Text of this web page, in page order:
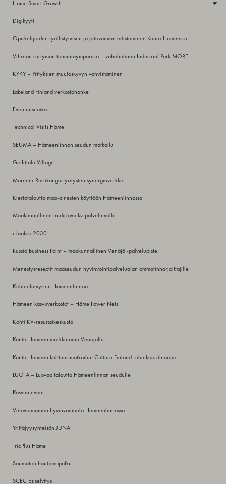
Häme Smart Growth
Digikyyti
Opiskelijoiden työllistymisen ja pitovoiman edistäminen Kanta-Hämeessä
Vihreän siirtymän toimintaympäristö – vähähiilinen Industrial Park MORE
KYKY – Yrityksien muutoskyvyn vahvistaminen
Lakeland Finland verkostohanke
Evon uusi aika
Technical Visits Häme
SEUMA – Hämeenlinnan seudun matkailu
Go Iittala Village
Moreeni-Rastikangas yritysten synergiaverkko
Kiertotaloutta maa-ainesten käyttöön Hämeenlinnassa
Maakunnallinen uudistava kv-palvelumalli
i-laakso 2030
Russia Business Point – maakunnallinen Venäjä -palvelupiste
Menestysreseptit maaseudun hyvinvointipalvelualan ammatinharjoittajille
Kohti elämysten Hämeenlinnaa
Hämeen kasvuverkostot – Häme Power Nets
Kohti KV-resurssikeskusta
Kanta-Hämeen markkinointi Venäjälle
Kanta-Hämeen kulttuurimatkailun Culture Finland -aluekoordinaatio
LUOTA – Luovaa taloutta Hämeenlinnan seudulle
Kasvun eväät
Vetovoimainen hyvinvointiala Hämeenlinnassa
Yrittäjyysyhteisön JUNA
TrioPlus Häme
Saumaton hautomopolku
SCEC Esiselvitys